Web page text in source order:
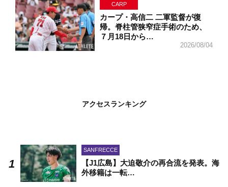
CARP
カープ・高信二 二軍監督が復
帰。脊柱管狭窄症手術のため、
７月18日から…
2026/08/04
アクセスランキング
SANFRECCE
【J1広島】大迫敬介の再合流を発表。海
外移籍は一転…